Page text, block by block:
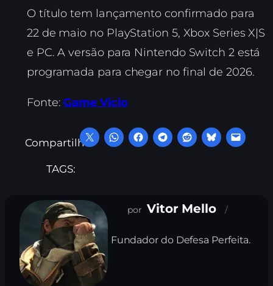
O título tem lançamento confirmado para
22 de maio no PlayStation 5, Xbox Series X|S
e PC. A versão para Nintendo Switch 2 está
programada para chegar no final de 2026.
Fonte:Game Vicio
Compartilhe:
TAGS:
Vitor Mello
Fundador do Defesa Perfeita.